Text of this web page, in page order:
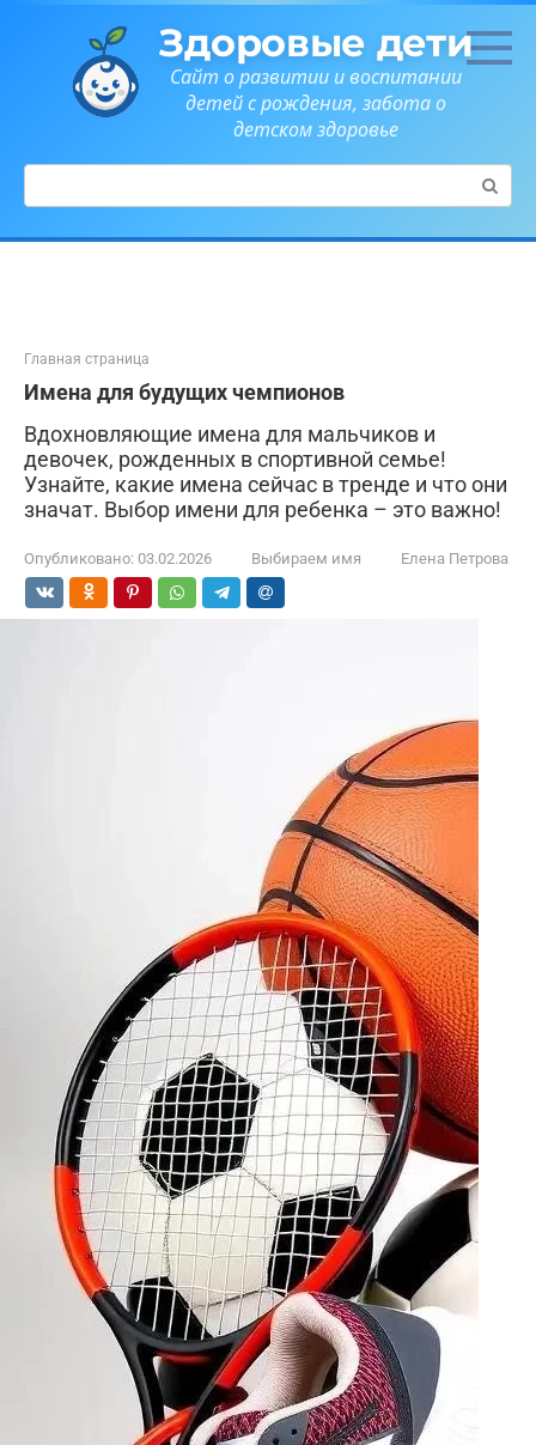
Здоровые дети
Сайт о развитии и воспитании
детей с рождения, забота о
детском здоровье
Поиск:
Главная страница
Имена для будущих чемпионов
Вдохновляющие имена для мальчиков и
девочек, рожденных в спортивной семье!
Узнайте, какие имена сейчас в тренде и что они
значат. Выбор имени для ребенка – это важно!
Опубликовано: 03.02.2026 Выбираем имя Елена Петрова